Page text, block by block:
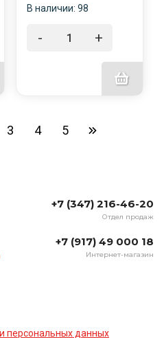
В наличии: 98
- +
3 4 5
+7 (347) 216-46-20
Отдел продаж
+7 (917) 49 000 18
Интернет-магазин
персональных данных